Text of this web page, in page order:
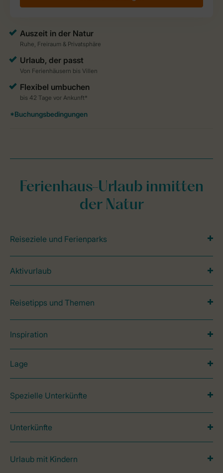
Ferienhaus-Urlaub inmitten
der Natur
Reiseziele und Ferienparks
Aktivurlaub
Reisetipps und Themen
Inspiration
Lage
Spezielle Unterkünfte
Unterkünfte
Urlaub mit Kindern